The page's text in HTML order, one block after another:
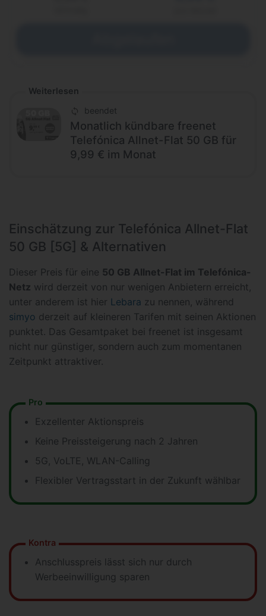
Weiterlesen
beendet
Monatlich kündbare freenet
Telefónica Allnet-Flat 50 GB für
9,99 € im Monat
Einschätzung zur Telefónica Allnet-Flat
50 GB [5G] & Alternativen
Dieser Preis für eine 50 GB Allnet-Flat im Telefónica-
Netz wird derzeit von nur wenigen Anbietern erreicht,
unter anderem ist hier Lebara zu nennen, während
simyo derzeit auf kleineren Tarifen mit seinen Aktionen
punktet. Das Gesamtpaket bei freenet ist insgesamt
nicht nur günstiger, sondern auch zum momentanen
Zeitpunkt attraktiver.
Pro
Exzellenter Aktionspreis
Keine Preissteigerung nach 2 Jahren
5G, VoLTE, WLAN-Calling
Flexibler Vertragsstart in der Zukunft wählbar
Kontra
Anschlusspreis lässt sich nur durch
Werbeeinwilligung sparen